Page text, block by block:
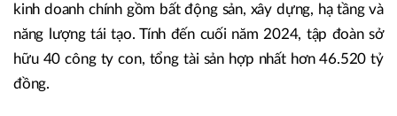
kinh doanh chính gồm bất động sản, xây dựng, hạ tầng và
năng lượng tái tạo. Tính đến cuối năm 2024, tập đoàn sở
hữu 40 công ty con, tổng tài sản hợp nhất hơn 46.520 tỷ
đồng.